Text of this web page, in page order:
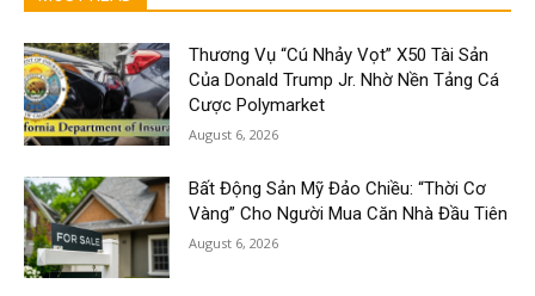
Thương Vụ “Cú Nhảy Vọt” X50 Tài Sản
Của Donald Trump Jr. Nhờ Nền Tảng Cá
Cược Polymarket
August 6, 2026
Bất Động Sản Mỹ Đảo Chiều: “Thời Cơ
Vàng” Cho Người Mua Căn Nhà Đầu Tiên
August 6, 2026